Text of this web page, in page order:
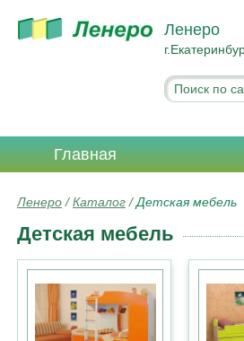
Ленеро
Главная
Ленеро /Каталог /Детская мебель
Детская мебель